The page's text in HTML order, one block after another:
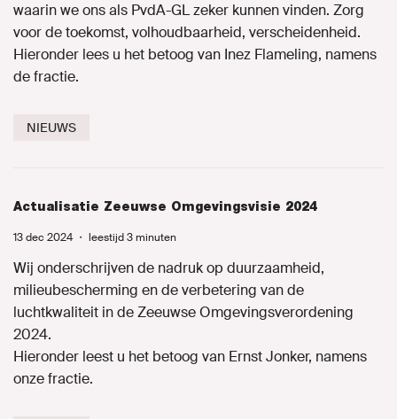
waarin we ons als PvdA-GL zeker kunnen vinden. Zorg
voor de toekomst, volhoudbaarheid, verscheidenheid.
Hieronder lees u het betoog van Inez Flameling, namens
de fractie.
NIEUWS
Actualisatie Zeeuwse Omgevingsvisie 2024
13 dec 2024 ・ leestijd 3 minuten
Wij onderschrijven de nadruk op duurzaamheid,
milieubescherming en de verbetering van de
luchtkwaliteit in de Zeeuwse Omgevingsverordening
2024.
Hieronder leest u het betoog van Ernst Jonker, namens
onze fractie.